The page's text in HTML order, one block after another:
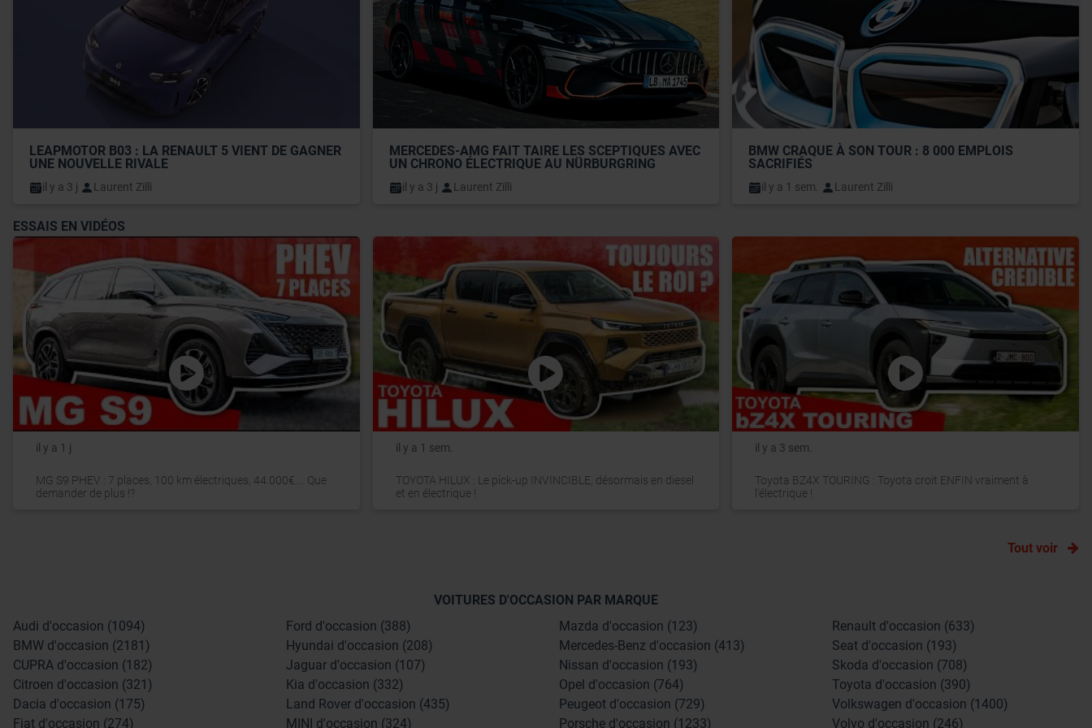
LEAPMOTOR B03 : LA RENAULT 5 VIENT DE GAGNER
UNE NOUVELLE RIVALE
il y a 3 j Laurent Zilli
MERCEDES-AMG FAIT TAIRE LES SCEPTIQUES AVEC
UN CHRONO ÉLECTRIQUE AU NÜRBURGRING
il y a 3 j Laurent Zilli
BMW CRAQUE À SON TOUR : 8 000 EMPLOIS
SACRIFIÉS
il y a 1 sem. Laurent Zilli
ESSAIS EN VIDÉOS
il y a 1 j
MG S9 PHEV : 7 places, 100 km électriques, 44.000€.... Que
demander de plus !?
il y a 1 sem.
TOYOTA HILUX : Le pick-up INVINCIBLE, désormais en diesel
et en électrique !
il y a 3 sem.
Toyota BZ4X TOURING : Toyota croit ENFIN vraiment à
l'électrique !
Tout voir
VOITURES D'OCCASION PAR MARQUE
Audi d'occasion (1094)
BMW d'occasion (2181)
CUPRA d'occasion (182)
Citroen d'occasion (321)
Dacia d'occasion (175)
Fiat d'occasion (274)
Ford d'occasion (388)
Hyundai d'occasion (208)
Jaguar d'occasion (107)
Kia d'occasion (332)
Land Rover d'occasion (435)
MINI d'occasion (324)
Mazda d'occasion (123)
Mercedes-Benz d'occasion (413)
Nissan d'occasion (193)
Opel d'occasion (764)
Peugeot d'occasion (729)
Porsche d'occasion (1233)
Renault d'occasion (633)
Seat d'occasion (193)
Skoda d'occasion (708)
Toyota d'occasion (390)
Volkswagen d'occasion (1400)
Volvo d'occasion (246)